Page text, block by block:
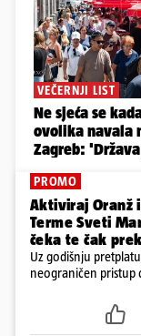
PROMO
Aktiviraj Oranž
Terme Sveti
čeka te čak
Uz godišnju
neograničen pristup
dnevne e-novine